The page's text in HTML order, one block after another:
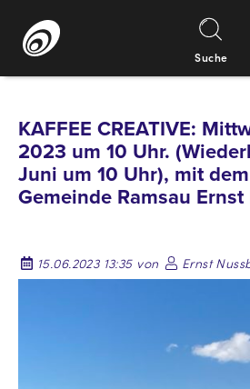
Inhalt
Suche
KAFFEE CREATIVE:
2023 um 10 Uhr.
Juni um 10 Uhr), mit
Gemeinde Ramsau
15.06.2023 13:35 von Ernst